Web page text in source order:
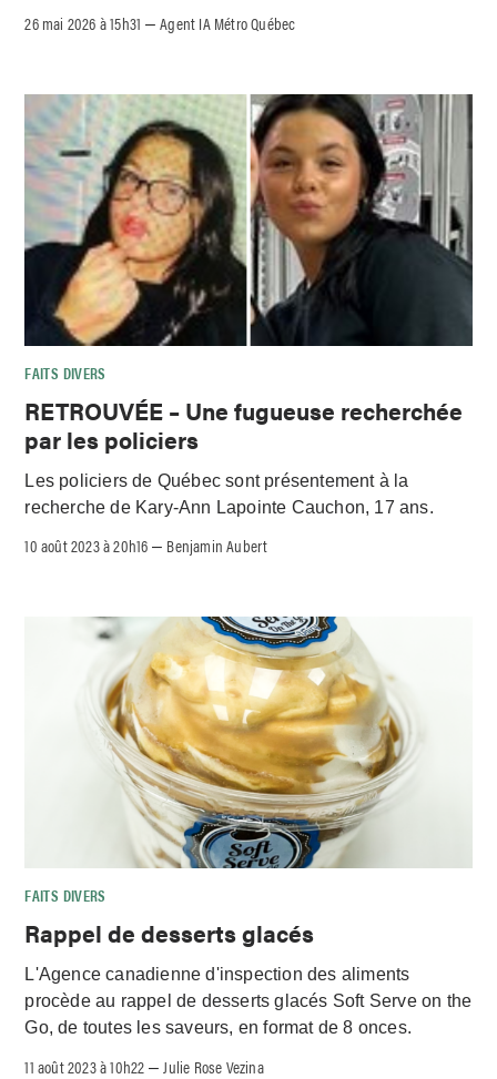
26 mai 2026 à 15h31 –Agent IA Métro Québec
FAITS DIVERS
RETROUVÉE – Une fugueuse recherchée
par les policiers
Les policiers de Québec sont présentement à la
recherche de Kary-Ann Lapointe Cauchon, 17 ans.
10 août 2023 à 20h16 – Benjamin Aubert
FAITS DIVERS
Rappel de desserts glacés
L'Agence canadienne d'inspection des aliments
procède au rappel de desserts glacés Soft Serve on the
Go, de toutes les saveurs, en format de 8 onces.
11 août 2023 à 10h22 – Julie Rose Vezina